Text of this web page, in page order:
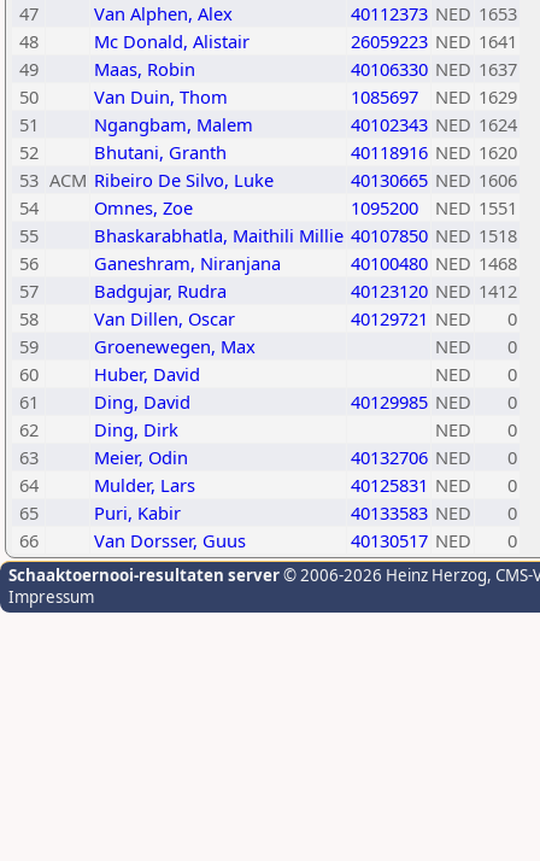
47
Van Alphen, Alex 40112373 NED 1653
48
Mc Donald, Alistair 26059223 NED 1641
49
Maas, Robin 40106330 NED 1637
50
Van Duin, Thom 1085697 NED 1629
51
Ngangbam, Malem 40102343 NED 1624
52
Bhutani, Granth 40118916 NED 1620
53 ACM Ribeiro De Silvo, Luke 40130665 NED 1606
54
Omnes, Zoe 1095200 NED 1551
55
Bhaskarabhatla, Maithili Millie 40107850 NED 1518
56
Ganeshram, Niranjana 40100480 NED 1468
57
Badgujar, Rudra 40123120 NED 1412
58
Van Dillen, Oscar 40129721 NED
0
59
Groenewegen, Max NED
0
60
Huber, David NED
0
61
Ding, David 40129985 NED
0
62
Ding, Dirk NED
0
63
Meier, Odin 40132706 NED
0
64
Mulder, Lars 40125831 NED
0
65
Puri, Kabir 40133583 NED
0
66
Van Dorsser, Guus 40130517 NED 0
Schaaktoernooi-resultaten server© 2006-2026 Heinz Herzog,
Impressum